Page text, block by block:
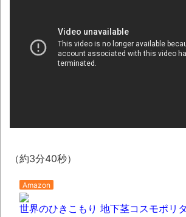
琵琶湖三市同時花火大会、
表 場所時刻不明・許可なし・
して放った究極の技 これだけ
わずか３センチ！ 極小カブ
まっぷたつに…日本レトロゲ
（約3分40秒）
Amazon
世界のひきこもり 地下茎コスモポリ